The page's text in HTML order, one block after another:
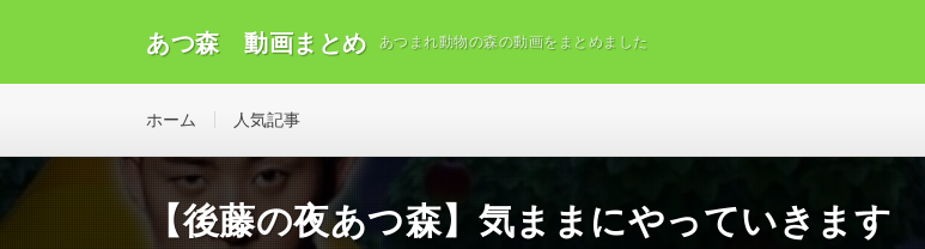
あつ森 動画まとめ あつまれ動物の森の動画をまとめました
ホーム 人気記事
【後藤の夜あつ森】気ままにやっていきます